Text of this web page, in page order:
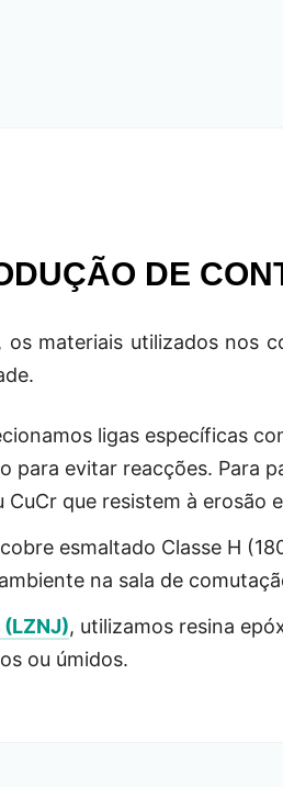
DE
materiais utilizados nos
ligas específicas
evitar reacções. Para
que resistem à erosão
esmaltado Classe H
na sala de
, utilizamos resina
ou úmidos.